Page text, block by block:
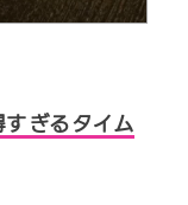
ぎるタイム